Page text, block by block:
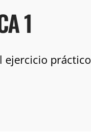
1
ejercicio práctico